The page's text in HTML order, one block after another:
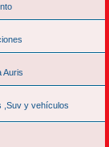
Auris
,Suv y vehículos